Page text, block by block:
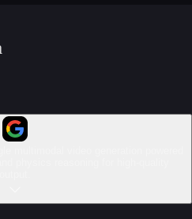
multimodal video generation powered